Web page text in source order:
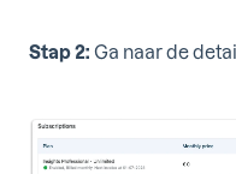
Stap 2: Ga naar de